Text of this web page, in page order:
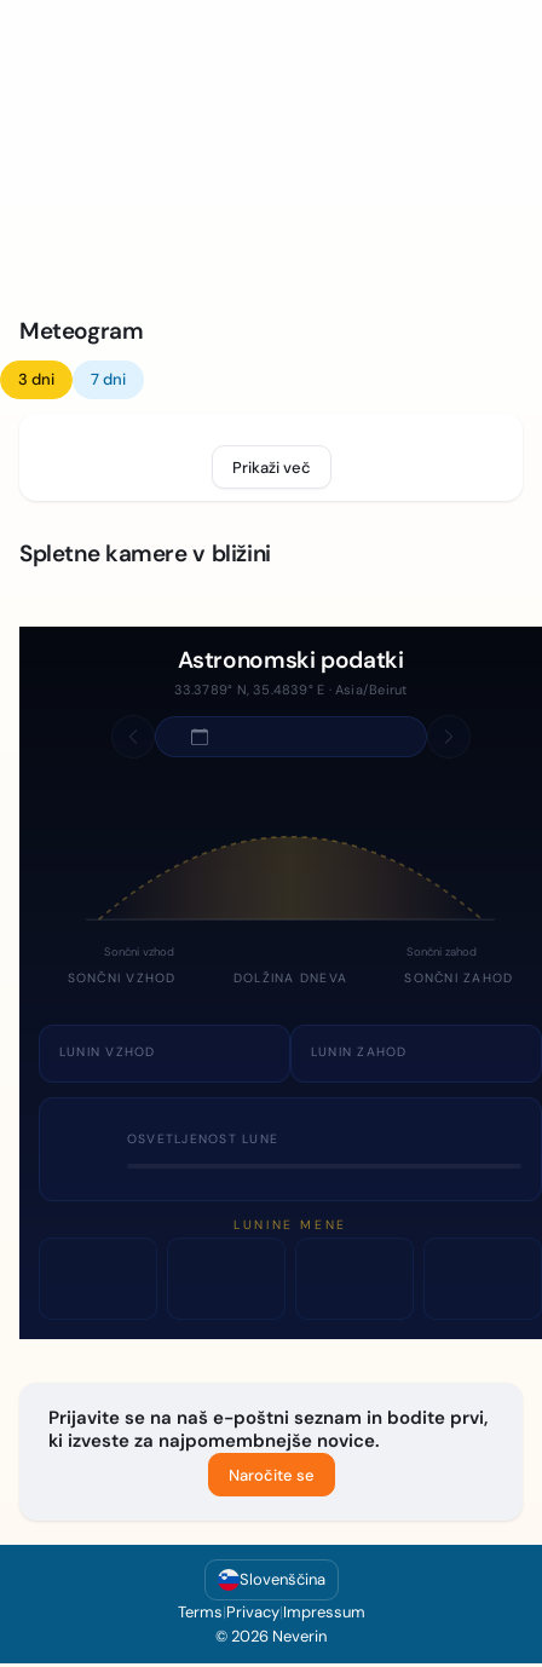
Meteogram
3 dni 7 dni
Prikaži več
Spletne kamere v bližini
Astronomski podatki
33.3789° N, 35.4839° E · Asia/Beirut
Sončni vzhod Sončni zahod
SONČNI VZHOD DOLŽINA DNEVA SONČNI ZAHOD
LUNIN VZHOD LUNIN ZAHOD
OSVETLJENOST LUNE
LUNINE MENE
Prijavite se na naš e-poštni seznam in bodite prvi,
ki izveste za najpomembnejše novice.
Naročite se
Slovenščina
Terms|Privacy|Impressum
© 2026 Neverin